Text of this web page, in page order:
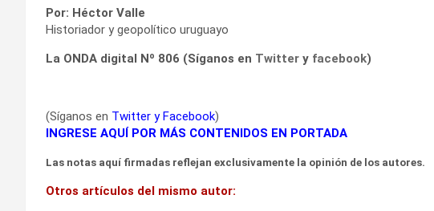
Por: Héctor Valle
Historiador y geopolítico uruguayo
La ONDA digital Nº 806 (Síganos en Twitter y facebook)
(Síganos en Twitter yFacebook)
INGRESE AQUÍ POR MÁS CONTENIDOS EN PORTADA
Las notas aquí firmadas reflejan exclusivamente la opinión de los autores.
Otros artículos del mismo autor: